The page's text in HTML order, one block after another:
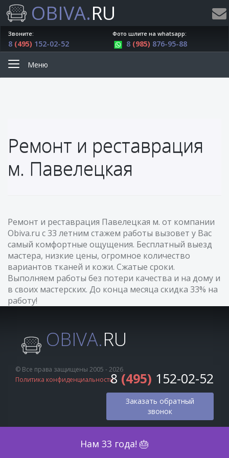
OBIVA.RU
Нам 33 года! 🎂
Звоните:
8 (495) 152-02-52
Фото шлите на whatsapp:
8 (985) 876-95-88
Меню
Ремонт и реставрация
м. Павелецкая
Ремонт и реставрация Павелецкая м. от компании
Obiva.ru с 33 летним стажем работы вызовет у Вас
самый комфортные ощущения. Бесплатный выезд
мастера, низкие цены, огромное количество
вариантов тканей и кожи. Сжатые сроки.
Выполняем работы без потери качества и на дому и
в своих мастерских. До конца месяца скидка 33% на
работу!
OBIVA.RU
© Все права защищены 2005 - 2026
Политика конфиденциальности8 (495) 152-02-52
Заказать обратный
звонок